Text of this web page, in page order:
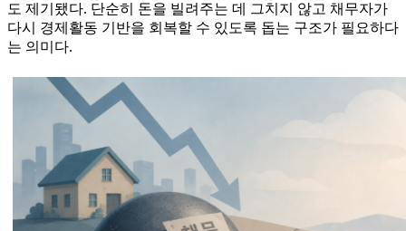
도 제기됐다. 단순히 돈을 빌려주는 데 그치지 않고 채무자가
다시 경제활동 기반을 회복할 수 있도록 돕는 구조가 필요하다
는 의미다.